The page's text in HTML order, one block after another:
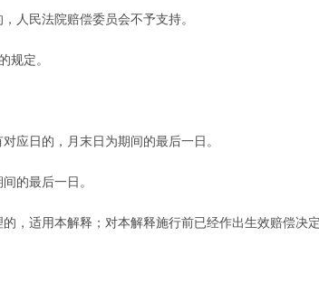
民法院赔偿委员会不予支持。
定。
日的，月末日为期间的最后一日。
的最后一日。
适用本解释；对本解释施行前已经作出生效赔偿决定